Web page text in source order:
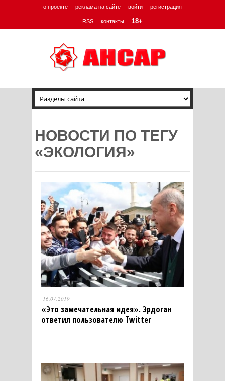
о проекте реклама на сайте войти регистрация
RSS контакты 18+
НОВОСТИ ПО ТЕГУ
«ЭКОЛОГИЯ»
16.07.2019
«Это замечательная идея». Эрдоган
ответил пользователю Twitter